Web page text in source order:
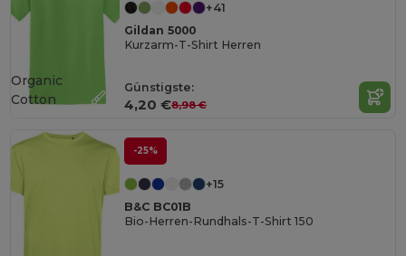
+41
Gildan 5000
Kurzarm-T-Shirt Herren
Günstigste:
4,20 €8,98 €
Organic
Cotton
-25%
+15
B&C BC01B
Bio-Herren-Rundhals-T-Shirt 150